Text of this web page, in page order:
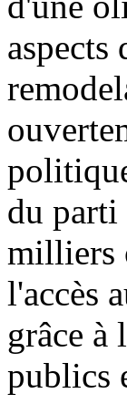
du parti
milliers
l'accès
grâce à
publics